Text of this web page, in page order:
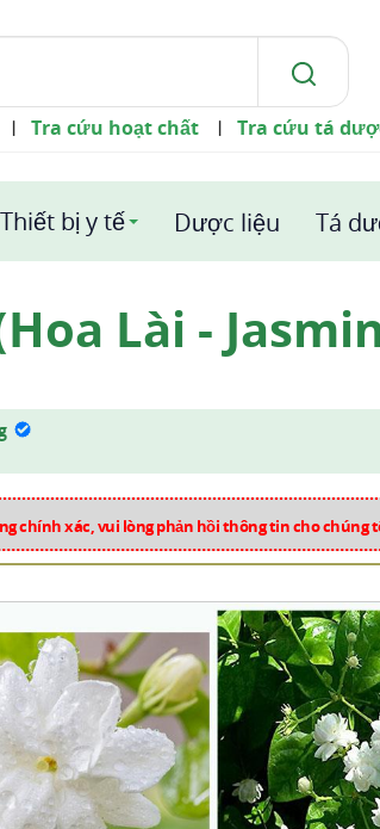
| Tra cứu hoạt chất | Tra cứu tá
Thiết bị y tế Dược liệu Tá
Lài -
chính xác, vui lòng phản hồi thông tin cho chúng